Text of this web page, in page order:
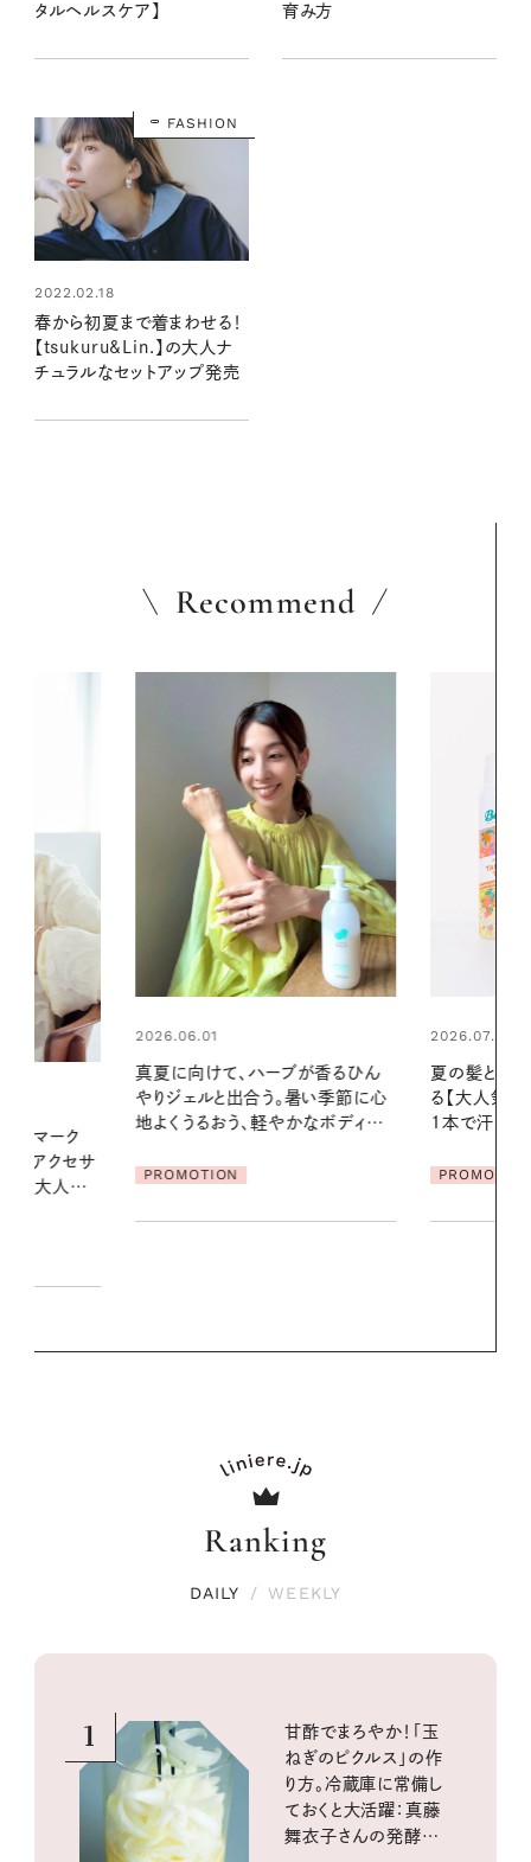
タルヘルスケア】
育み方
FASHION
2022.02.18
春から初夏まで着まわせる！
【tsukuru&Lin.】の大人ナ
チュラルなセットアップ発売
Recommend
2026.07.24
夏の髪と心が瞬時にリフレッシュす
る【大人気のドライシャンプー】 この
1本で汗ばむ季節も一日中心地よく
PROMOTION
2026.06.01
暑い夏のナイ
える夜の爽
Ranking
DAILY / WEEKLY
1
甘酢でまろやか！「玉
ねぎのピクルス」の作
り方。冷蔵庫に常備し
ておくと大活躍：真藤
舞衣子さんの発酵と